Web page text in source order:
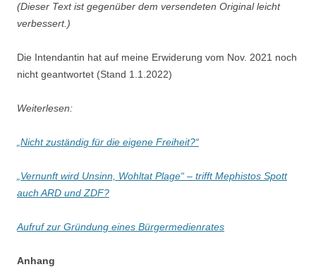
(Dieser Text ist gegenüber dem versendeten Original leicht
verbessert.)
Die Intendantin hat auf meine Erwiderung vom Nov. 2021 noch
nicht geantwortet (Stand 1.1.2022)
Weiterlesen:
„Nicht zuständig für die eigene Freiheit?“
„Vernunft wird Unsinn, Wohltat Plage“ – trifft Mephistos Spott
auch ARD und ZDF?
Aufruf zur Gründung eines Bürgermedienrates
Anhang